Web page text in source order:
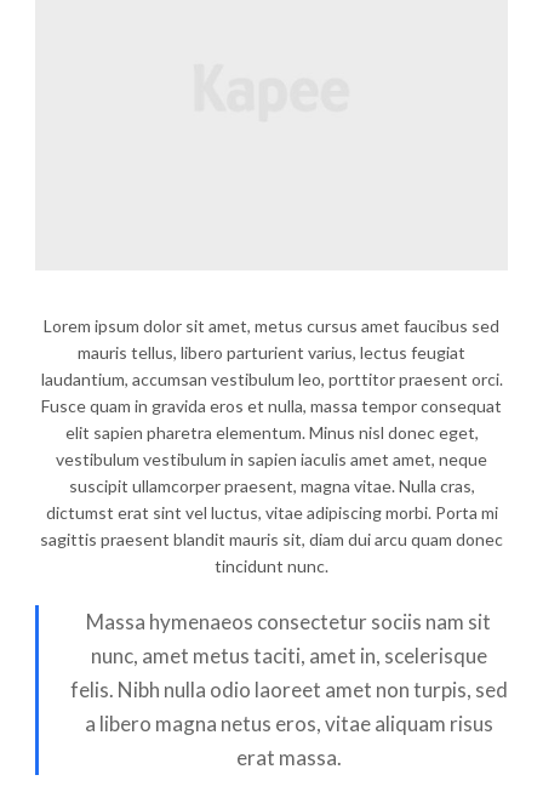
Lorem ipsum dolor sit amet, metus cursus amet faucibus sed
mauris tellus, libero parturient varius, lectus feugiat
laudantium, accumsan vestibulum leo, porttitor praesent orci.
Fusce quam in gravida eros et nulla, massa tempor consequat
elit sapien pharetra elementum. Minus nisl donec eget,
vestibulum vestibulum in sapien iaculis amet amet, neque
suscipit ullamcorper praesent, magna vitae. Nulla cras,
dictumst erat sint vel luctus, vitae adipiscing morbi. Porta mi
sagittis praesent blandit mauris sit, diam dui arcu quam donec
tincidunt nunc.
Massa hymenaeos consectetur sociis nam sit
nunc, amet metus taciti, amet in, scelerisque
felis. Nibh nulla odio laoreet amet non turpis, sed
a libero magna netus eros, vitae aliquam risus
erat massa.